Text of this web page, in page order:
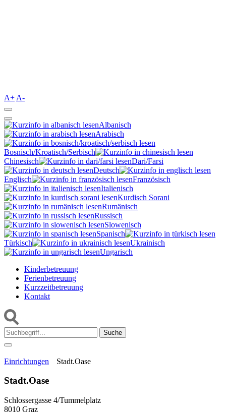
A+ A-
Albanisch
Arabisch
Bosnisch/Kroatisch/Serbisch
Chinesisch
Dari/Farsi
Deutsch
Englisch
Französisch
Italienisch
Kurdisch Sorani‎
Rumänisch
Russisch
Slowenisch
Spanisch
Türkisch
Ukrainisch
Ungarisch
Kinderbetreuung
Ferienbetreuung
Kurzzeitbetreuung
Kontakt
Suche:
Einrichtungen Stadt.Oase
Stadt.Oase
Schlossergasse 4/Tummelplatz
8010 Graz